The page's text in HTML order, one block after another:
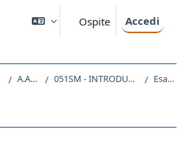
Ospite Accedi
A.A. 2023 - 2024 051SM - INTRODUZIONE ALLA FISICA TEORICA 2023 Esame 15/07/24